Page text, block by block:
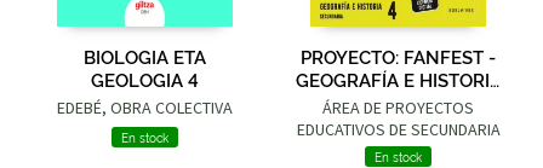
BIOLOGIA ETA
GEOLOGIA 4
EDEBÉ, OBRA COLECTIVA
En stock
PROYECTO: FANFEST -
GEOGRAFÍA E HISTORIA
4 ESO
ÁREA DE PROYECTOS
EDUCATIVOS DE SECUNDARIA
EDELVIVES
En stock